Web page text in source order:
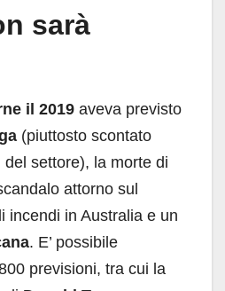
sarà
il 2019 aveva previsto
(piuttosto scontato
settore), la morte di
attorno sul
incendi in Australia e un
. E’ possibile
previsioni, tra cui la